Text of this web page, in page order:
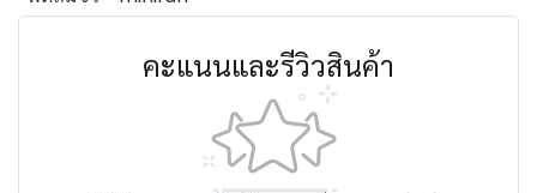
คะแนนและรีวิวสินค้า